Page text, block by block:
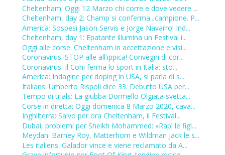
Cheltenham: Oggi 12 Marzo chi corre e dove vedere ...
Cheltenham, day 2: Champ si conferma...campione. P...
America: Sospesi Jason Servis e Jorge Navarro! Ind...
Cheltenham, day 1: Epatante illumina un Festival i...
Oggi alle corse. Cheltenham in accettazione e visi...
Coronavirus: STOP alle all'ippica! Convegni di cor...
Coronavirus: Il Coni ferma lo sport in Italia: sto...
America: Indagine per doping in USA, si parla di s...
Italians: Umberto Rispoli dice 33. Debutto USA per...
Tempo di trials: La giubba Dormello Olgiata svetta...
Corse in diretta: Oggi domenica 8 Marzo 2020, cava...
Inghilterra: Salvo per ora Cheltenham, il Festival...
Dubai, problemi per Sheikh Mohammed: «Rapì le figl...
Meydan: Barney Roy, Matterhorn e Wildman Jack le s...
Les italiens: Galador vince e viene reclamato da A...